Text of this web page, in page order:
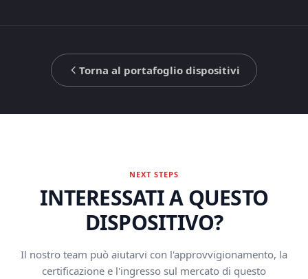
Torna al portafoglio dispositivi
NEXT STEPS
INTERESSATI A QUESTO
DISPOSITIVO?
Il nostro team può aiutarvi con l'approvvigionamento, la
certificazione e l'ingresso sul mercato di questo